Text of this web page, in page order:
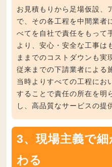
お見積もりから足場仮設、
で、その各工程を中間業者
べてを自社で責任をもって
より、安心・安全な工事は
ままでのコストダウンも実
従来までの下請業者による
当時よりすべての工程にお
することで責任の所在を明
し、高品質なサービスの提
3、現場主義で
わる